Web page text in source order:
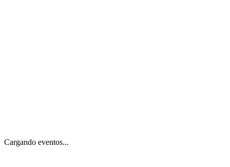
Cargando eventos...